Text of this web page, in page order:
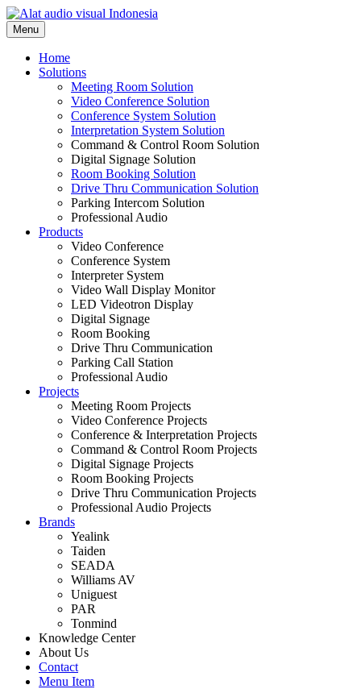
Skip
to
content
Menu
Home
Solutions
Meeting Room Solution
Video Conference Solution
Conference System Solution
Interpretation System Solution
Command & Control Room Solution
Digital Signage Solution
Room Booking Solution
Drive Thru Communication Solution
Parking Intercom Solution
Professional Audio
Products
Video Conference
Conference System
Interpreter System
Video Wall Display Monitor
LED Videotron Display
Digital Signage
Room Booking
Drive Thru Communication
Parking Call Station
Professional Audio
Projects
Meeting Room Projects
Video Conference Projects
Conference & Interpretation Projects
Command & Control Room Projects
Digital Signage Projects
Room Booking Projects
Drive Thru Communication Projects
Professional Audio Projects
Brands
Yealink
Taiden
SEADA
Williams AV
Uniguest
PAR
Tonmind
Knowledge Center
About Us
Contact
Menu Item